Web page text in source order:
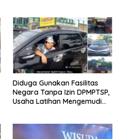
Berkompromi terhadap
Penegakan Hukum
Diduga Gunakan Fasilitas
Negara Tanpa Izin DPMPTSP,
Usaha Latihan Mengemudi